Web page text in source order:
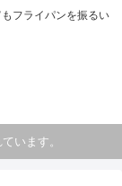
フライパンを振るい
います。